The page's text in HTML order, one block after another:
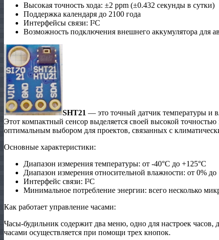
Высокая точность хода: ±2 ppm (±0.432 секунды в сутки)
Поддержка календаря до 2100 года
Интерфейсы связи: I²C
Возможность подключения внешнего аккумулятора для
SHT21 — это точный датчик температуры и
Этот компактный сенсор выделяется своей высокой
оптимальным выбором для проектов, связанных с
Основные характеристики:
Диапазон измерения температуры: от -40°C до +125°C
Диапазон измерения относительной влажности: от 0% до
Интерфейс связи: I²C
Минимальное потребление энергии: всего несколько
Как работает управление часами:
Часы-будильник содержит два меню, одно для настроек часов,
часами осуществляется при помощи трех кнопок.